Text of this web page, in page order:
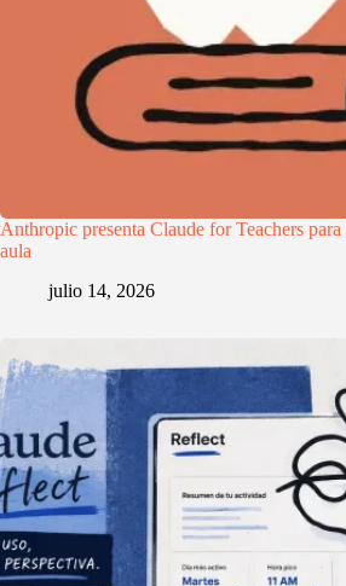
Anthropic presenta Claude for Teachers
aula
julio 14, 2026